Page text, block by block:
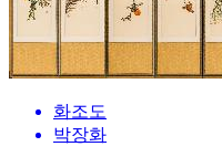
화조도
박장화